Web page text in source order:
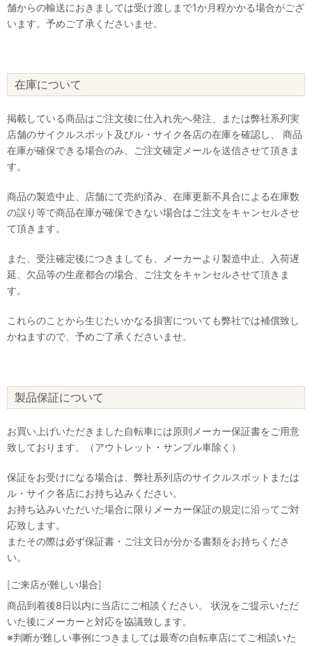
舗からの輸送におきましては受け渡しまで1か月程かかる場合がござ
います。予めご了承くださいませ。
在庫について
掲載している商品はご注文後に仕入れ先へ発注、または弊社系列実
店舗のサイクルスポット及びル・サイク各店の在庫を確認し、 商品
在庫が確保できる場合のみ、ご注文確定メールを送信させて頂きま
す。
商品の製造中止、店舗にて売約済み、在庫更新不具合による在庫数
の誤り等で商品在庫が確保できない場合はご注文をキャンセルさせ
て頂きます。
また、受注確定後につきましても、メーカーより製造中止、入荷遅
延、欠品等の生産都合の場合、ご注文をキャンセルさせて頂きま
す。
これらのことから生じたいかなる損害についても弊社では補償致し
かねますので、予めご了承くださいませ。
製品保証について
お買い上げいただきました自転車には原則メーカー保証書をご用意
致しております。（アウトレット・サンプル車除く）
保証をお受けになる場合は、弊社系列店のサイクルスポットまたは
ル・サイク各店にお持ち込みください。
お持ち込みいただいた場合に限りメーカー保証の規定に沿ってご対
応致します。
またその際は必ず保証書・ご注文日が分かる書類をお持ちくださ
い。
[ご来店が難しい場合]
商品到着後8日以内に当店にご相談ください。 状況をご提示いただ
いた後にメーカーと対応を協議致します。
※判断が難しい事例につきましては最寄の自転車店にてご相談いた